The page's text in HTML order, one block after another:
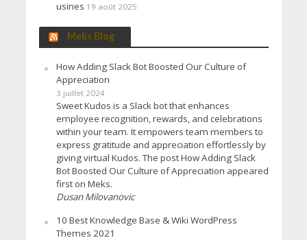
usines 19 août 2025
Meks Blog
How Adding Slack Bot Boosted Our Culture of
Appreciation
3 juillet 2024
Sweet Kudos is a Slack bot that enhances
employee recognition, rewards, and celebrations
within your team. It empowers team members to
express gratitude and appreciation effortlessly by
giving virtual Kudos. The post How Adding Slack
Bot Boosted Our Culture of Appreciation appeared
first on Meks.
Dusan Milovanovic
10 Best Knowledge Base & Wiki WordPress
Themes 2021